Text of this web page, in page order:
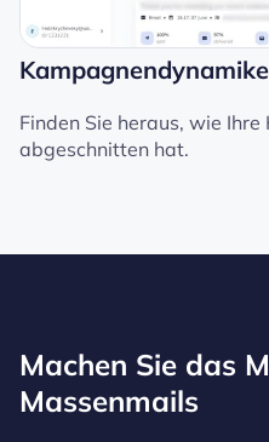
Finden Sie heraus, wie
abgeschnitten hat.
Machen Sie das
Massenmails